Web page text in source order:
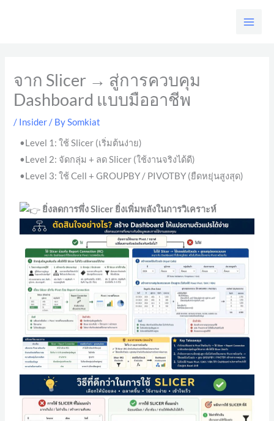
จาก Slicer → สู่การควบคุม
Dashboard แบบมืออาชีพ
/ Insider / BySomkiat
•Level 1: ใช้ Slicer (เริ่มต้นง่าย)
•Level 2: จัดกลุ่ม + ลด Slicer (ใช้งานจริงได้ดี)
•Level 3: ใช้ Cell + GROUPBY / PIVOTBY (ยืดหยุ่นสูงสุด)
ยิ่งลดการพึ่ง Slicer ยิ่งเพิ่มพลังในการวิเคราะห์